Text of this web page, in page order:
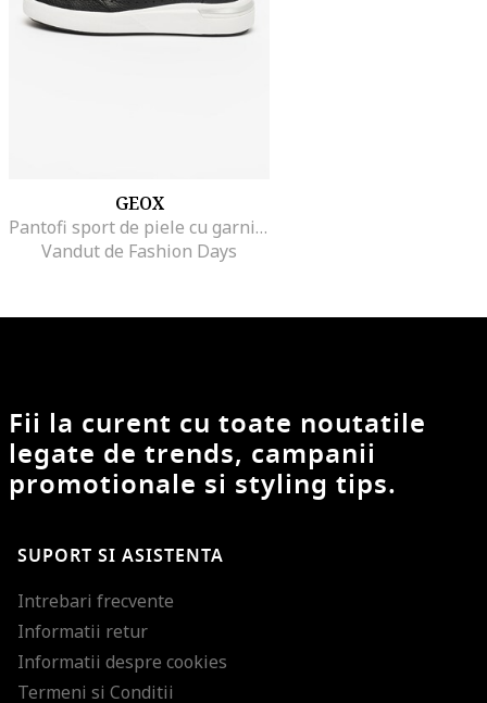
GEOX
Pantofi sport de piele cu garnituri din piele ecologica Dalyla, Negru
Vandut de Fashion Days
Fii la curent cu toate noutatile
legate de trends, campanii
promotionale si styling tips.
SUPORT SI ASISTENTA
Intrebari frecvente
Informatii retur
Informatii despre cookies
Termeni si Conditii